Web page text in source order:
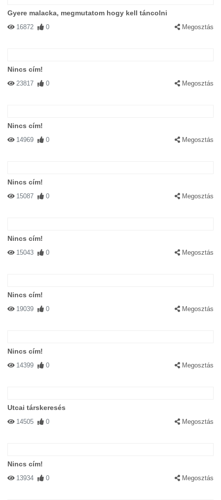
Gyere malacka, megmutatom hogy kell táncolni
16872 0 Megosztás
Nincs cím!
23817 0 Megosztás
Nincs cím!
14969 0 Megosztás
Nincs cím!
15087 0 Megosztás
Nincs cím!
15043 0 Megosztás
Nincs cím!
19039 0 Megosztás
Nincs cím!
14399 0 Megosztás
Utcai társkeresés
14505 0 Megosztás
Nincs cím!
13934 0 Megosztás